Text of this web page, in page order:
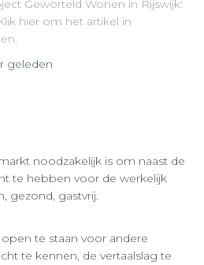
Geworteld Wonen in Rijswijk:
hier om het artikel in
geleden
noodzakelijk is om naast de
te hebben voor de werkelijk
gezond, gastvrij.
te staan voor andere
te kennen, de vertaalslag te